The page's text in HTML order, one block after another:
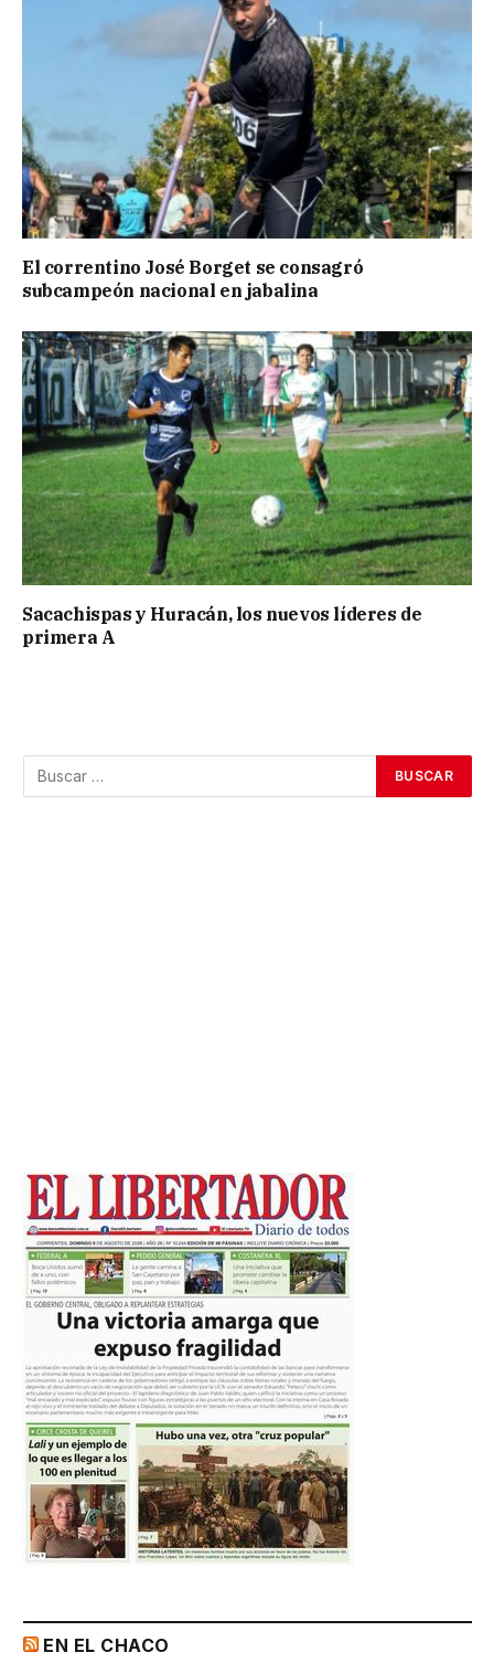
El correntino José Borget se consagró
subcampeón nacional en jabalina
Sacachispas y Huracán, los nuevos líderes de
primera A
EN EL CHACO